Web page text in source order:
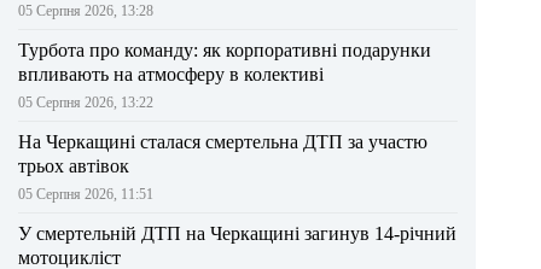
05 Серпня 2026, 13:28
Турбота про команду: як корпоративні подарунки
впливають на атмосферу в колективі
05 Серпня 2026, 13:22
На Черкащині сталася смертельна ДТП за участю
трьох автівок
05 Серпня 2026, 11:51
У смертельній ДТП на Черкащині загинув 14-річний
мотоцикліст